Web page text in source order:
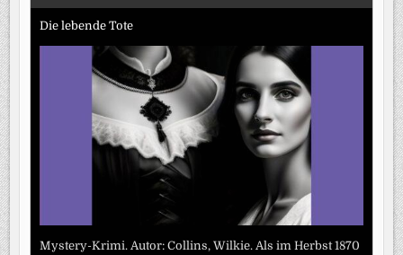
Die lebende Tote
Mystery-Krimi. Autor: Collins, Wilkie. Als im Herbst 1870